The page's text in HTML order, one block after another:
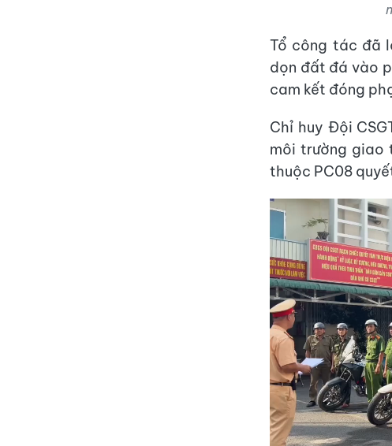
Tổ công tác đã
dọn đất đá vào
cam kết đóng
Chỉ huy Đội
môi trường giao
thuộc PC08